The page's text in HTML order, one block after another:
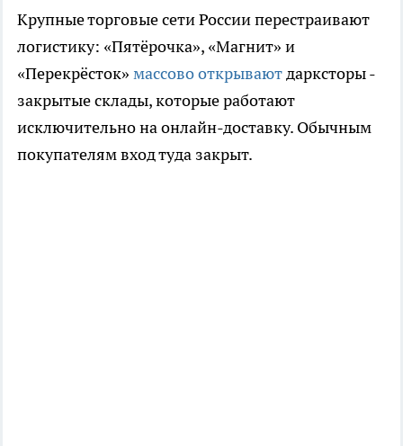
Крупные торговые сети России перестраивают
логистику: «Пятёрочка», «Магнит» и
«Перекрёсток» массово открываютдарксторы -
закрытые склады, которые работают
исключительно на онлайн-доставку. Обычным
покупателям вход туда закрыт.